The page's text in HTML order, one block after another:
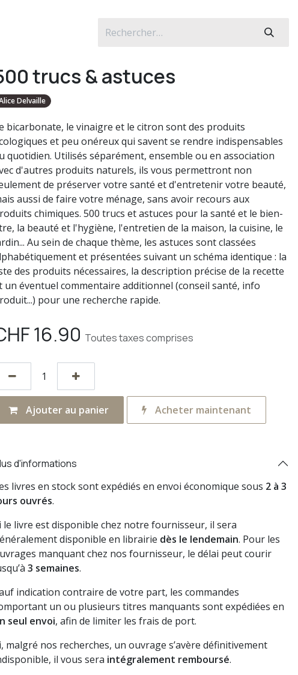
trucs & astuces
Delvaille
bicarbonate, le vinaigre et le citron sont des produits
et peu onéreux qui savent se rendre indispensables
quotidien. Utilisés séparément, ensemble ou en association
d'autres produits naturels, ils vous permettront non
de préserver votre santé et d'entretenir votre beauté,
aussi de faire votre ménage, sans avoir recours aux
chimiques. 500 trucs et astuces pour la santé et le bien-
la beauté et l'hygiène, l'entretien de la maison, la cuisine, le
Au sein de chaque thème, les astuces sont classées
et présentées suivant un schéma identique : la
des produits nécessaires, la description précise de la recette
un éventuel commentaire additionnel (conseil santé, info
pour une recherche rapide.
16.90 Toutes taxes comprises
Ajouter au panier Acheter maintenant
d'informations
livres en stock sont expédiés en envoi économique sous 2 à 3
ouvrés.
le livre est disponible chez notre fournisseur, il sera
disponible en librairie dès le lendemain. Pour les
manquant chez nos fournisseur, le délai peut courir
3 semaines.
indication contraire de votre part, les commandes
un ou plusieurs titres manquants sont expédiées en
seul envoi, afin de limiter les frais de port.
malgré nos recherches, un ouvrage s’avère définitivement
il vous sera intégralement remboursé.